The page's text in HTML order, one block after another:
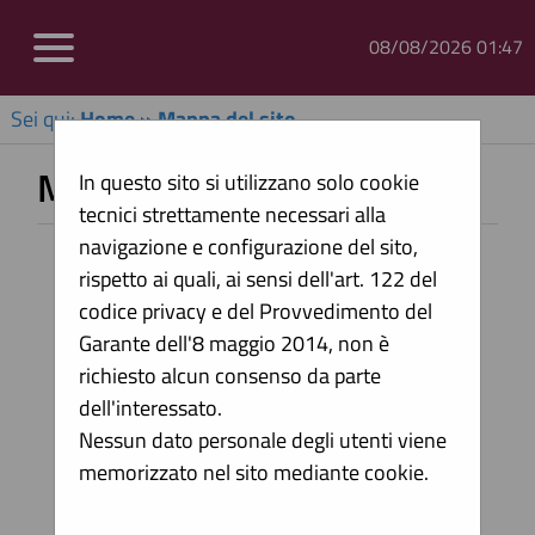
08/08/2026 01:47
Sei qui:Home»Mappa del sito
In questo sito si utilizzano solo cookie
tecnici strettamente necessari alla
navigazione e configurazione del sito,
rispetto ai quali, ai sensi dell'art. 122 del
codice privacy e del Provvedimento del
Garante dell'8 maggio 2014, non è
richiesto alcun consenso da parte
dell'interessato.
Nessun dato personale degli utenti viene
memorizzato nel sito mediante cookie.
Mappa sito
Home
Informazioni
Accesso area riservata
Istruzioni e manuali
F.A.Q.
Assistenza operatori economici